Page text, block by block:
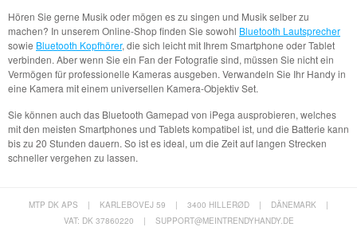
Hören Sie gerne Musik oder mögen es zu singen und Musik selber zu
machen? In unserem Online-Shop finden Sie sowohl Bluetooth Lautsprecher
sowie Bluetooth Kopfhörer, die sich leicht mit Ihrem Smartphone oder Tablet
verbinden. Aber wenn Sie ein Fan der Fotografie sind, müssen Sie nicht ein
Vermögen für professionelle Kameras ausgeben. Verwandeln Sie Ihr Handy in
eine Kamera mit einem universellen Kamera-Objektiv Set.
Sie können auch das Bluetooth Gamepad von iPega ausprobieren, welches
mit den meisten Smartphones und Tablets kompatibel ist, und die Batterie kann
bis zu 20 Stunden dauern. So ist es ideal, um die Zeit auf langen Strecken
schneller vergehen zu lassen.
MTP DK APS | KARLEBOVEJ 59 | 3400 HILLERØD | DÄNEMARK
|
VAT: DK 37860220
| SUPPORT@MEINTRENDYHANDY.DE